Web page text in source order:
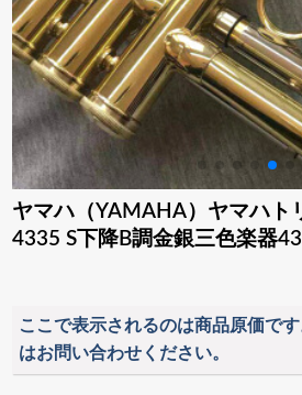
ヤマハ（YAMAHA）ヤマハト
4335 S下降B調金銀三色楽器
ここで表示されるのは商品原価で
はお問い合わせください。